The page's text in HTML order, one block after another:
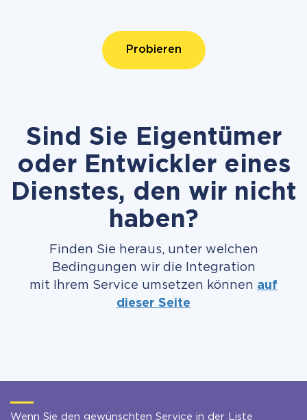
Probieren
Sind Sie Eigentümer
oder Entwickler eines
Dienstes, den wir nicht
haben?
Finden Sie heraus, unter welchen
Bedingungen wir die Integration
mit Ihrem Service umsetzen können auf
dieser Seite
Wenn Sie den gewünschten Service in der Liste